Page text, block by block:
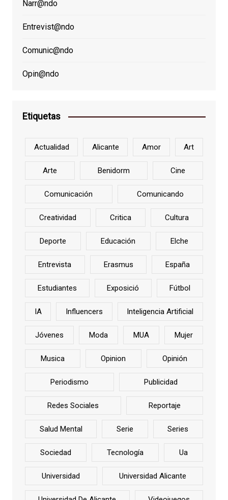
Narr@ndo
Entrevist@ndo
Comunic@ndo
Opin@ndo
Etiquetas
Actualidad Alicante Amor Art
Arte Benidorm Cine
Comunicación Comunicando
Creatividad Critica Cultura
Deporte Educación Elche
Entrevista Erasmus España
Estudiantes Exposició Fútbol
IA Influencers Inteligencia Artificial
Jóvenes Moda MUA Mujer
Musica Opinion Opinión
Periodismo Publicidad
Redes Sociales Reportaje
Salud Mental Serie Series
Sociedad Tecnología Ua
Universidad Universidad Alicante